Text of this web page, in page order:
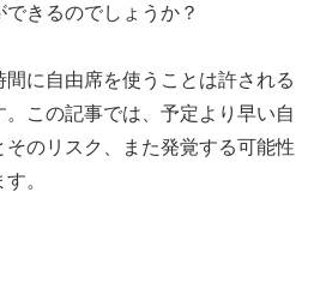
きるのでしょうか？
に自由席を使うことは許される
この記事では、予定より早い自
のリスク、また発覚する可能性
。